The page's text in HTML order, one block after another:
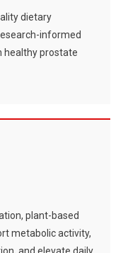
dietary
informed
healthy prostate
plant-based
metabolic activity,